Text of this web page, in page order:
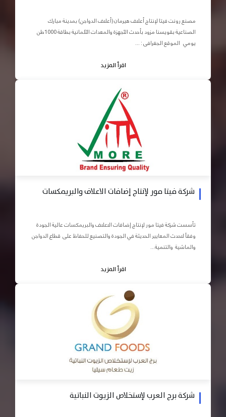
مصنع رونت فيتا لإنتاج أعلاف هيرمان (أعلاف الدواجن) بمدينة مبارك
الصناعية بقويسنا مزود بأحدث الأجهزة والمعدات الآلمانية بطاقة 1000طن
يومي الموقع الجغرافى : ...
اقرأ المزيد
شركة فيتا مور لإنتاج إضافات الاعلاف والبريمكسات
تأسست شركة فيتا مور لإنتاج إضافات الاعلاف والبريمكسات عالية الجودة
وفقاً لاحدث المعايير الحديثة في الجودة والتصنيع للحفاظ على قطاع الدواجن
والماشية والتنمية...
اقرأ المزيد
شركة برج العرب لإستخلاص الزيوت النباتية